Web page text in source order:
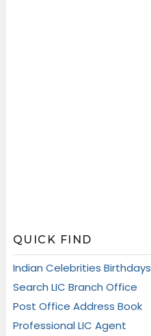
QUICK FIND
Indian Celebrities Birthdays
Search LIC Branch Office
Post Office Address Book
Professional LIC Agent